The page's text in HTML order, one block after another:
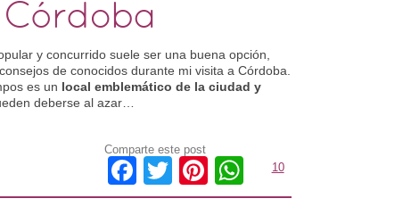
y concurrido suele ser una buena opción,
de conocidos durante mi visita a Córdoba.
es un local emblemático de la ciudad y
deberse al azar…
Comparte este post
Facebook
TwitterPinterest
WhatsApp
10